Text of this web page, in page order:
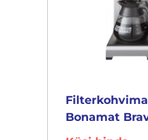
Bonamat